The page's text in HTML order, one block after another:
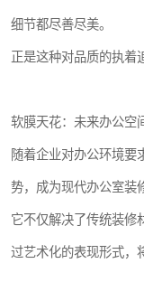
细节都尽善尽美。
正是这种对品质的执着
软膜天花：未来办公空
随着企业对办公环境要
势，成为现代办公室装
它不仅解决了传统装修
过艺术化的表现形式，